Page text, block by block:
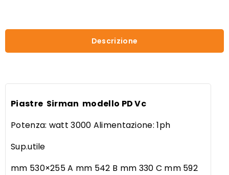
Descrizione
Piastre Sirman modello PD Vc
Potenza: watt 3000 Alimentazione: 1ph
Sup.utile
mm 530×255 A mm 542 B mm 330 C mm 592